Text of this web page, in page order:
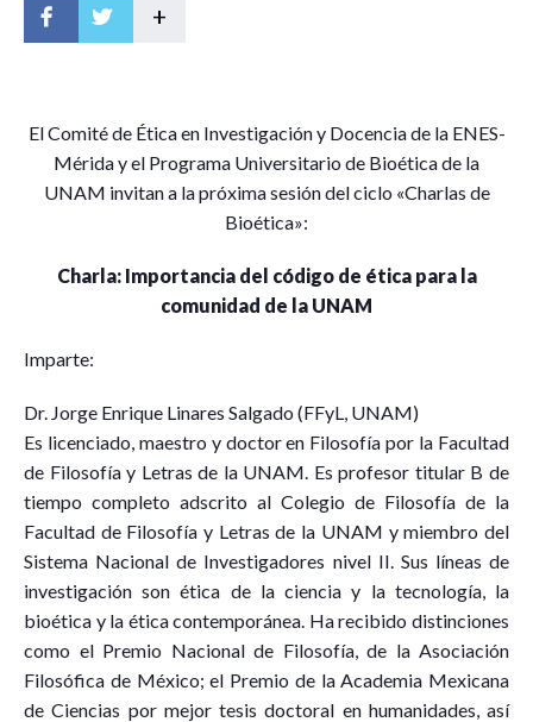
+
El Comité de Ética en Investigación y Docencia de la ENES-
Mérida y el Programa Universitario de Bioética de la
UNAM invitan a la próxima sesión del ciclo «Charlas de
Bioética»:
Charla: Importancia del código de ética para la
comunidad de la UNAM
Imparte:
Dr. Jorge Enrique Linares Salgado (FFyL, UNAM)
Es licenciado, maestro y doctor en Filosofía por la Facultad
de Filosofía y Letras de la UNAM. Es profesor titular B de
tiempo completo adscrito al Colegio de Filosofía de la
Facultad de Filosofía y Letras de la UNAM y miembro del
Sistema Nacional de Investigadores nivel II. Sus líneas de
investigación son ética de la ciencia y la tecnología, la
bioética y la ética contemporánea. Ha recibido distinciones
como el Premio Nacional de Filosofía, de la Asociación
Filosófica de México; el Premio de la Academia Mexicana
de Ciencias por mejor tesis doctoral en humanidades, así